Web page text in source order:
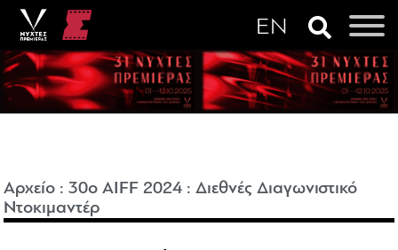
Αρχείο :30o AIFF 2024 :Διεθνές Διαγωνιστικό
Ντοκιμαντέρ